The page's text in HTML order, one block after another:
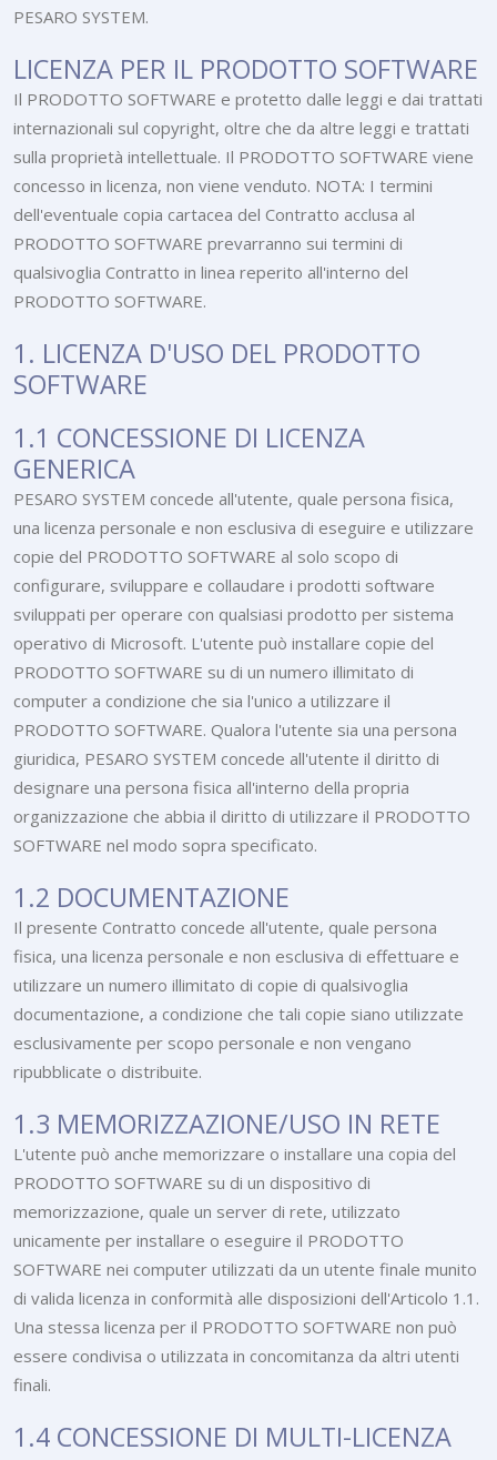
PESARO SYSTEM.
LICENZA PER IL PRODOTTO SOFTWARE
Il PRODOTTO SOFTWARE e protetto dalle leggi e dai trattati
internazionali sul copyright, oltre che da altre leggi e trattati
sulla proprietà intellettuale. Il PRODOTTO SOFTWARE viene
concesso in licenza, non viene venduto. NOTA: I termini
dell'eventuale copia cartacea del Contratto acclusa al
PRODOTTO SOFTWARE prevarranno sui termini di
qualsivoglia Contratto in linea reperito all'interno del
PRODOTTO SOFTWARE.
1. LICENZA D'USO DEL PRODOTTO
SOFTWARE
1.1 CONCESSIONE DI LICENZA
GENERICA
PESARO SYSTEM concede all'utente, quale persona fisica,
una licenza personale e non esclusiva di eseguire e utilizzare
copie del PRODOTTO SOFTWARE al solo scopo di
configurare, sviluppare e collaudare i prodotti software
sviluppati per operare con qualsiasi prodotto per sistema
operativo di Microsoft. L'utente può installare copie del
PRODOTTO SOFTWARE su di un numero illimitato di
computer a condizione che sia l'unico a utilizzare il
PRODOTTO SOFTWARE. Qualora l'utente sia una persona
giuridica, PESARO SYSTEM concede all'utente il diritto di
designare una persona fisica all'interno della propria
organizzazione che abbia il diritto di utilizzare il PRODOTTO
SOFTWARE nel modo sopra specificato.
1.2 DOCUMENTAZIONE
Il presente Contratto concede all'utente, quale persona
fisica, una licenza personale e non esclusiva di effettuare e
utilizzare un numero illimitato di copie di qualsivoglia
documentazione, a condizione che tali copie siano utilizzate
esclusivamente per scopo personale e non vengano
ripubblicate o distribuite.
1.3 MEMORIZZAZIONE/USO IN RETE
L'utente può anche memorizzare o installare una copia del
PRODOTTO SOFTWARE su di un dispositivo di
memorizzazione, quale un server di rete, utilizzato
unicamente per installare o eseguire il PRODOTTO
SOFTWARE nei computer utilizzati da un utente finale munito
di valida licenza in conformità alle disposizioni dell'Articolo 1.1.
Una stessa licenza per il PRODOTTO SOFTWARE non può
essere condivisa o utilizzata in concomitanza da altri utenti
finali.
1.4 CONCESSIONE DI MULTI-LICENZA